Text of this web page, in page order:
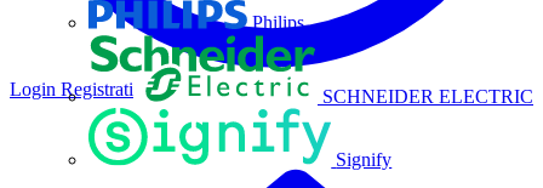
Philips
SCHNEIDER ELECTRIC
Signify
Login Registrati